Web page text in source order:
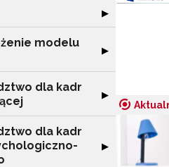
Rozwiń sekcję
▶
modelu
Rozwiń sekcję
▶
dla kadr
Rozwiń sekcję
▶
dla kadr
Rozwiń sekcję
▶